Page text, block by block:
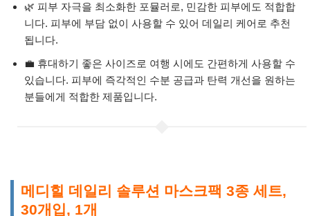
🌿 피부 자극을 최소화한 포뮬러로, 민감한 피부에도 적합합
니다. 피부에 부담 없이 사용할 수 있어 데일리 케어로 추천
됩니다.
💼 휴대하기 좋은 사이즈로 여행 시에도 간편하게 사용할 수
있습니다. 피부에 즉각적인 수분 공급과 탄력 개선을 원하는
분들에게 적합한 제품입니다.
메디힐 데일리 솔루션 마스크팩 3종 세트,
30개입, 1개